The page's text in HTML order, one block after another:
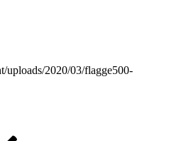
uploads/2020/03/flagge500-